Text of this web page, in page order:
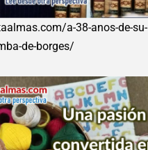
a-38-anos-de-su-
de-borges/